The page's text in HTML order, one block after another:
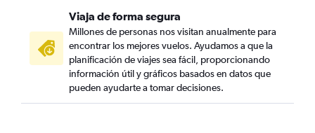
Viaja de forma segura
Millones de personas nos visitan anualmente para
encontrar los mejores vuelos. Ayudamos a que la
planificación de viajes sea fácil, proporcionando
información útil y gráficos basados en datos que
pueden ayudarte a tomar decisiones.